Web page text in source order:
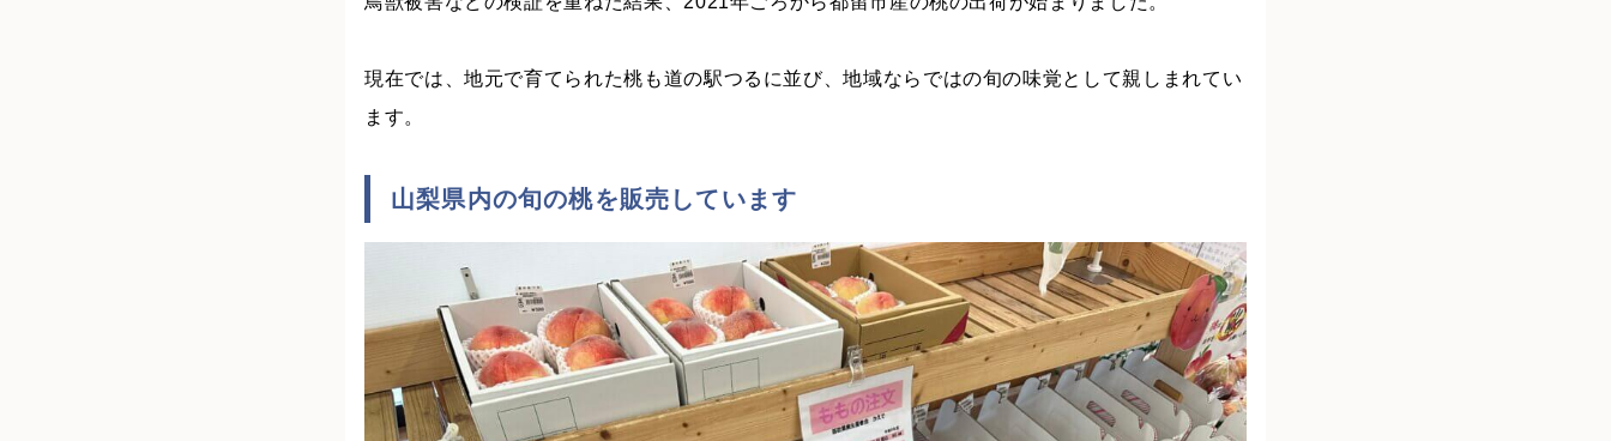
現在では、地元で育てられた桃も道の駅つるに並び、地域ならではの旬の味覚として親しまれてい
ます。
山梨県内の旬の桃を販売しています